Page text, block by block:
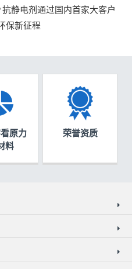
静电剂通过国内首家大客户
保新征程
原力
料
荣誉资质